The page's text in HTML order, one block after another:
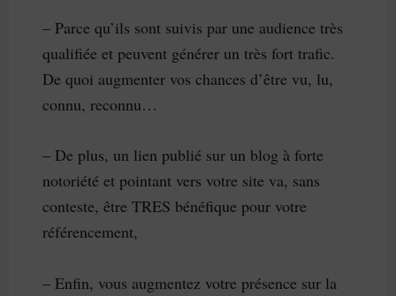
– Parce qu’ils sont suivis par une audience très
qualifiée et peuvent générer un très fort trafic.
De quoi augmenter vos chances d’être vu, lu,
connu, reconnu…
– De plus, un lien publié sur un blog à forte
notoriété et pointant vers votre site va, sans
conteste, être TRES bénéfique pour votre
référencement,
– Enfin, vous augmentez votre présence sur la